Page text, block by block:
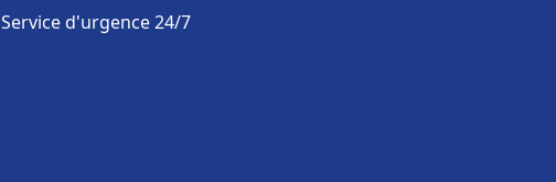
Service d'urgence 24/7